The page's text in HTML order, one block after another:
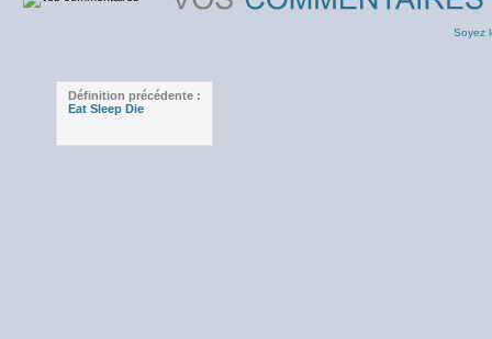
Soyez
Définition précédente :
Eat Sleep Die